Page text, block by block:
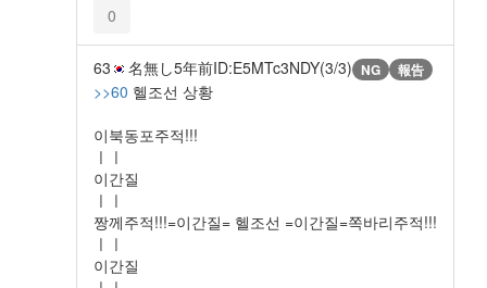
0
63 名無し5年前ID:E5MTc3NDY(3/3) NG 報告
>>60 헬조선 상황
이북동포주적!!!
ㅣㅣ
이간질
ㅣㅣ
짱께주적!!!=이간질= 헬조선 =이간질=쪽바리주적!!!
ㅣㅣ
이간질